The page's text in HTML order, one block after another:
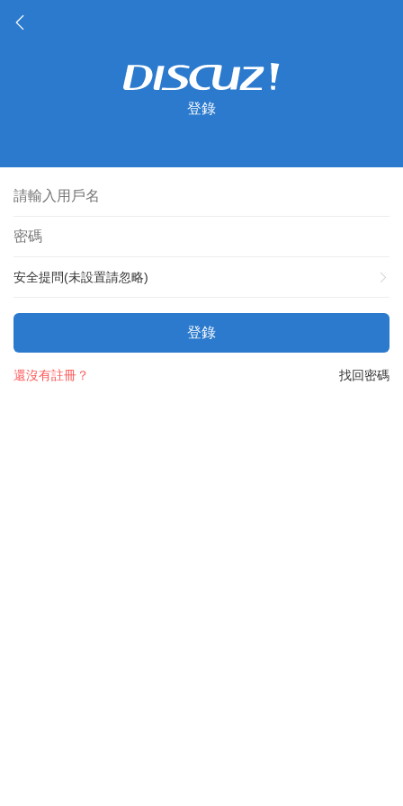
登錄
安全提問(未設置請忽略)
登錄
找回密碼
還沒有註冊？